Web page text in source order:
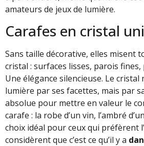
amateurs de jeux de lumière.
Carafes en cristal
Sans taille décorative, elles misent
cristal : surfaces lisses, parois fines,
Une élégance silencieuse. Le cristal
lumière par ses facettes, mais par
absolue pour mettre en valeur le
carafe : la robe d’un vin, l’ambré
choix idéal pour ceux qui préfèrent
considèrent que c’est ce qu’il y a